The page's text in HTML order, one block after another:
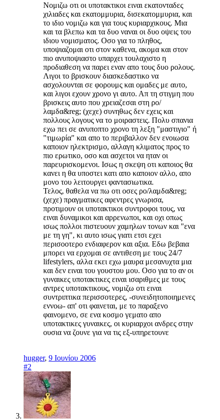
Νομιζω οτι οι υποτακτικοι ειναι εκατονταδες
χιλιαδες και εκατομμυρια, δισεκατομμυρια, και
το ιδιο νομιζω και για τους κυριαρχικους. Μια
και τα βλεπω και τα δυο ναναι οι δυο οψεις του
ιδιου νομισματος. Οσο για το πληθος,
υποψιαζομαι οτι στον καθενα, ακομα και στον
πιο ανυποψιαστο υπαρχει τουλαχιστο η
προδιαθεση να παρει εναν απο τους δυο ρολους.
Λιγοι το βρισκουν διασκεδαστικο να
ασχολουνται σε φορουμς και ομαδες με αυτο,
και λιγοι εχουν χρονο γι αυτο. Απ τη στιγμη που
βρισκεις αυτο που χρειαζεσαι στη ρο/
λαμδα&reg; (χεχε) συνηθως δεν εχεις και
πολλους λογους να το μοιραστεις. Πολυ σπανια
εχω πει σε ανυποπτο χρονο τη λεξη "μαστιγιο" ή
"τιμωρία" και απο το περιβαλλον δεν ενοιωσα
καποιον ηλεκτρισμο, αλλαγη κλιματος προς το
πιο ερωτικο, οσο και ασχετοι να ηταν οι
παρευρισκομενοι. Ισως η σκεψη οτι καποιος θα
κανει η θα υποστει κατι απο καποιον αλλο, απο
μονο του λειτουργει φαντασιωτικα.
Τελος, θαθελα να πω οτι οσες ρο/λαμδα&reg;
(χεχε) πραγματικες αφεντρες γνωρισα,
προτιμουν οι υποτακτικοι συντροφοι τους, να
ειναι δυναμικοι και αρρενωποι, και οχι οπως
ισως πολλοι πιστευουν χαμηλων τονων και "ενα
με τη γη", κι αυτο ισως γιατι ετσι εχει
περισοοτερο ενδιαφερον και αξια. Εδω βεβαια
μπορει να ερχομαι σε αντιθεση με τους 24/7
lifestylers, αλλα εκει εχω μαυρα μεσανυχτα μια
και δεν ειναι του γουστου μου. Οσο για το αν οι
γυναικες υποτακτικες ειναι ισαριθμες με τους
αντρες υποτακτικους, νομιζω οτι ειναι
συντριπτικα περισσοτερες, -συνειδητοποιημενες
εννοω- απ' οτι φαινεται, με το παραξενο
φαινομενο, σε ενα κοσμο γεματο απο
υποτακτικες γυναικες, οι κυριαρχοι ανδρες στην
ουσια να ζουνε για να τις εξ-υπηρετουνε
hugger, 9 Ιουνίου 2006
#2